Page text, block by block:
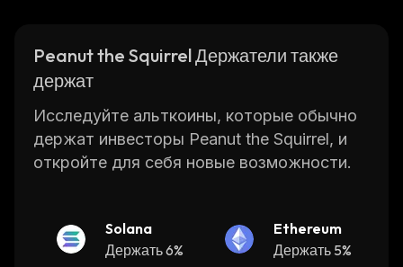
Peanut the Squirrel Держатели также
держат
Исследуйте альткоины, которые обычно
держат инвесторы Peanut the Squirrel, и
откройте для себя новые возможности.
Solana
Держать 6%
Ethereum
Держать 5%